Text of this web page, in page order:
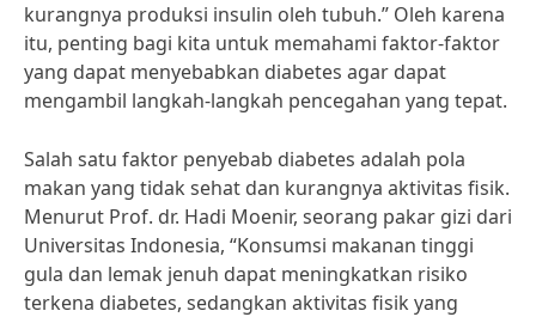
kurangnya produksi insulin oleh tubuh.” Oleh karena
itu, penting bagi kita untuk memahami faktor-faktor
yang dapat menyebabkan diabetes agar dapat
mengambil langkah-langkah pencegahan yang tepat.
Salah satu faktor penyebab diabetes adalah pola
makan yang tidak sehat dan kurangnya aktivitas fisik.
Menurut Prof. dr. Hadi Moenir, seorang pakar gizi dari
Universitas Indonesia, “Konsumsi makanan tinggi
gula dan lemak jenuh dapat meningkatkan risiko
terkena diabetes, sedangkan aktivitas fisik yang